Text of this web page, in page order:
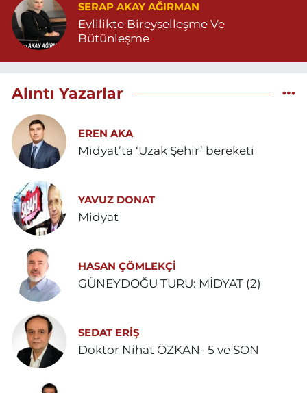
SERAP AKAY AĞIRMAN
Evlilikte Bireyselleşme Ve
Bütünleşme
Alıntı Yazarlar
EREN AKA
Midyat’ta ‘Uzak Şehir’ bereketi
YAVUZ DONAT
Midyat
HASAN ÇÖMLEKÇİ
GÜNEYDOĞU TURU: MİDYAT (2)
SEDAT ERİŞ
Doktor Nihat ÖZKAN- 5 ve SON